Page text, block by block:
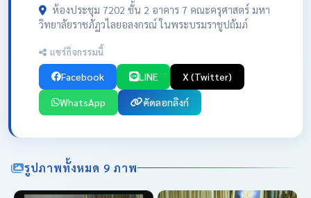
ห้องประชุม 7202 ชั้น 2 อาคาร 7 คณะครุศาสตร์ มหา
วิทยาลัยราชภัฏวไลยอลงกรณ์ ในพระบรมราชูปถัมภ์
แชร์กิจกรรมนี้
Facebook LINE X (Twitter)
WhatsApp คัดลอกลิงก์
รูปภาพทั้งหมด 9 ภาพ